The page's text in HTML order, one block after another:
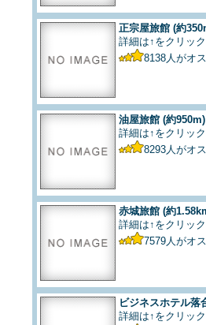
正宗屋旅館 (約
詳細は↑をクリック
8138 人がオ
油屋旅館 (約950m)
詳細は↑をクリック
8293 人がオ
赤城旅館 (約
詳細は↑をクリック
7579 人がオ
ビジネスホテル落
詳細は↑をクリック